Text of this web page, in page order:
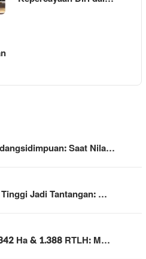
Saat Nila…
Jadi Tantangan: …
Ha & 1.388 RTLH: M…